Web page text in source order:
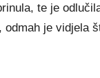
te je
odmah je vidjela